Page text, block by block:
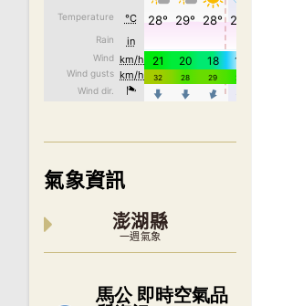
氣象資訊
澎湖縣
一週氣象
內嵌空氣品質小工具為視覺